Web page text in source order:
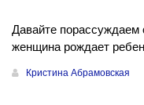
Давайте порассуждаем
женщина рождает
Кристина Абрамовская